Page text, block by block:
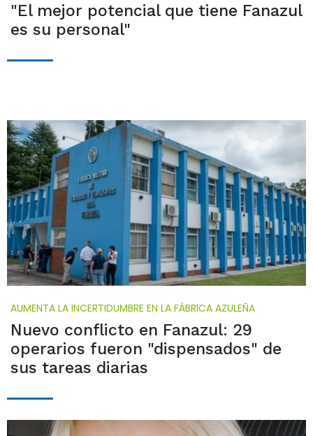
"El mejor potencial que tiene Fanazul
es su personal"
AUMENTA LA INCERTIDUMBRE EN LA FÁBRICA AZULEÑA
Nuevo conflicto en Fanazul: 29
operarios fueron "dispensados" de
sus tareas diarias